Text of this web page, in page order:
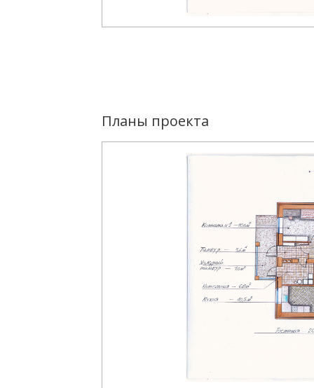
Планы проекта